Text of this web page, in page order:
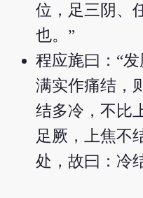
位，足三阴、
也。”
程应旄曰：“
满实作痛结，
结多冷，不比
足厥，上焦不
处，故曰：冷